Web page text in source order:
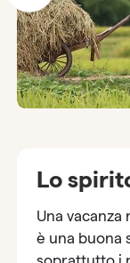
Lo
Una
è una buona